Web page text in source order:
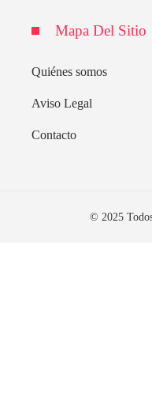
Mapa Del Sitio
Quiénes somos
Aviso Legal
Contacto
© 2025